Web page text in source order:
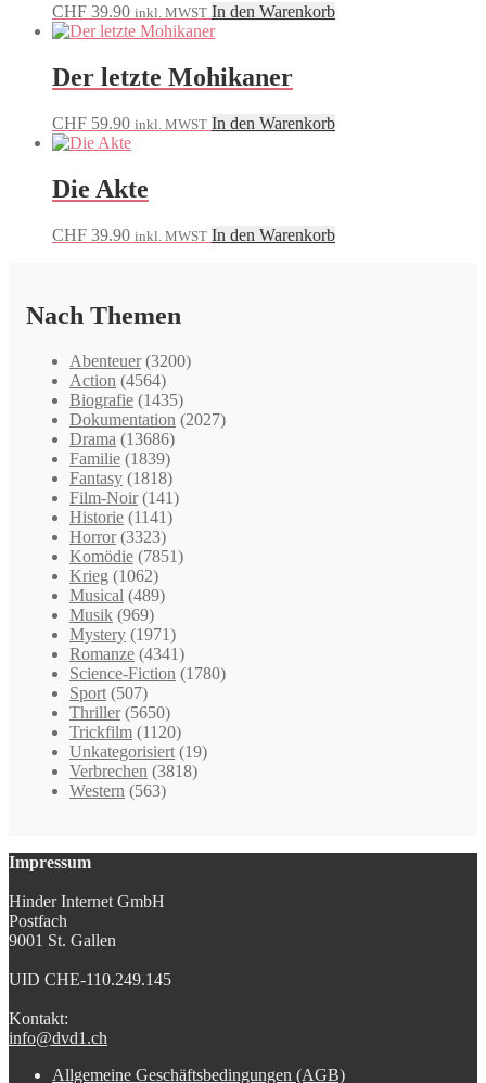
CHF 39.90 inkl. MWST In den Warenkorb
Der letzte Mohikaner
CHF 59.90 inkl. MWST In den Warenkorb
Die Akte
CHF 39.90 inkl. MWST In den Warenkorb
Nach Themen
Abenteuer (3200)
Action (4564)
Biografie (1435)
Dokumentation (2027)
Drama (13686)
Familie (1839)
Fantasy (1818)
Film-Noir (141)
Historie (1141)
Horror (3323)
Komödie (7851)
Krieg (1062)
Musical (489)
Musik (969)
Mystery (1971)
Romanze (4341)
Science-Fiction (1780)
Sport (507)
Thriller (5650)
Trickfilm (1120)
Unkategorisiert (19)
Verbrechen (3818)
Western (563)
Impressum
Hinder Internet GmbH
Postfach
9001 St. Gallen
UID CHE-110.249.145
Kontakt:
info@dvd1.ch
Allgemeine Geschäftsbedingungen (AGB)